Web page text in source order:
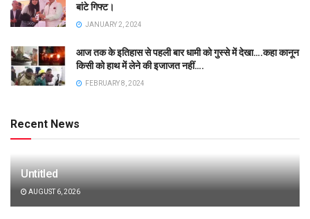
बांटे गिफ्ट।
JANUARY 2, 2024
आज तक के इतिहास से पहली बार धामी को गुस्से में देखा….कहा कानून
किसी को हाथ में लेने की इजाजत नहीं….
FEBRUARY 8, 2024
Recent News
Untitled
AUGUST 6, 2026